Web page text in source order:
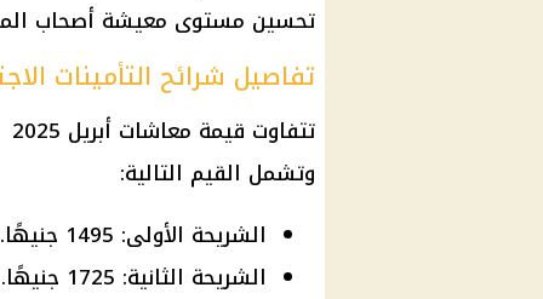
تحسين مستوى معيشة أصحاب
تفاصيل شرائح التأمينات
تتفاوت قيمة معاشات أبريل 2025
وتشمل القيم التالية:
الشريحة الأولى: 1495 جنيهًا.
الشريحة الثانية: 1725 جنيهًا.